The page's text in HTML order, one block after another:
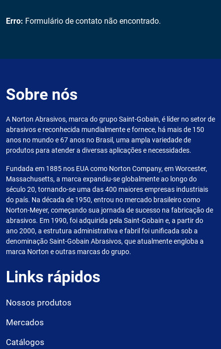
Erro: Formulário de contato não encontrado.
Sobre nós
A Norton Abrasivos, marca do grupo Saint-Gobain, é líder no setor de
abrasivos e reconhecida mundialmente e fornece, há mais de 150
anos no mundo e 67 anos no Brasil, uma ampla variedade de
produtos para atender a diversas aplicações e necessidades.
Fundada em 1885 nos EUA como Norton Company, em Worcester,
Massachusetts, a marca expandiu-se globalmente ao longo do
século 20, tornando-se uma das 400 maiores empresas industriais
do país. Na década de 1950, entrou no mercado brasileiro como
Norton-Meyer, começando sua jornada de sucesso na fabricação de
abrasivos. Em 1990, foi adquirida pela Saint-Gobain e, a partir do
ano 2000, a estrutura administrativa e fabril foi unificada sob a
denominação Saint-Gobain Abrasivos, que atualmente engloba a
marca Norton e outras marcas do grupo.
Links rápidos
Nossos produtos
Mercados
Catálogos